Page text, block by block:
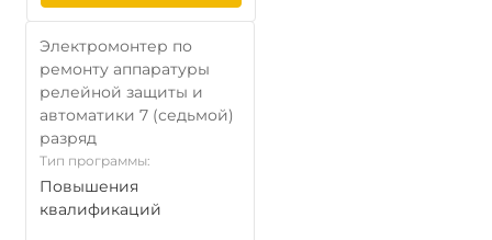
Электромонтер по
ремонту аппаратуры
релейной защиты и
автоматики 7 (седьмой)
разряд
Тип программы:
Повышения
квалификаций